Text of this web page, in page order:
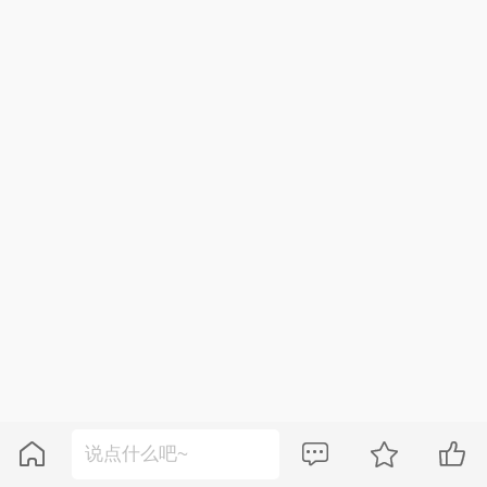
   